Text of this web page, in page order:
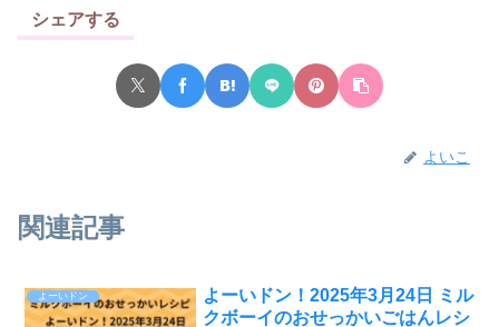
シェアする
よいこ
関連記事
よーいドン
よーいドン！2025年3月24日 ミル
クボーイのおせっかいごはんレシ